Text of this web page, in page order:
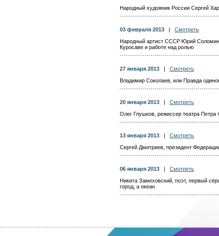
Народный художник России Сергей
03 февраля 2013
Смотреть
Народный артист СССР Юрий
Куросаве и работе над ролью
27 января 2013
Смотреть
Владимир Соколаев, или Правда
20 января 2013
Смотреть
Олег Глушков, режиссер театра Петра
13 января 2013
Смотреть
Сергей Дмитриев, президент
06 января 2013
Смотреть
Никита Замеховский, поэт, первый
город, а океан